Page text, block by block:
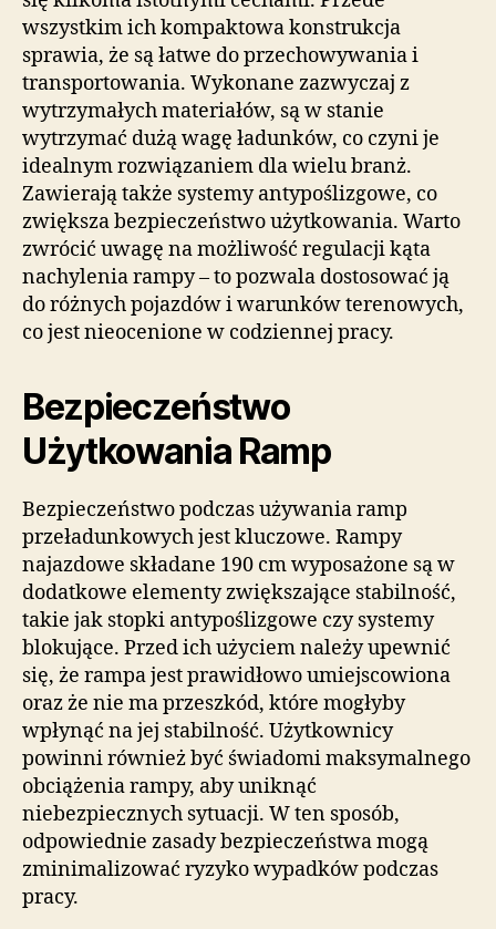
wszystkim ich kompaktowa konstrukcja
sprawia, że są łatwe do przechowywania i
transportowania. Wykonane zazwyczaj z
wytrzymałych materiałów, są w stanie
wytrzymać dużą wagę ładunków, co czyni je
idealnym rozwiązaniem dla wielu branż.
Zawierają także systemy antypoślizgowe, co
zwiększa bezpieczeństwo użytkowania. Warto
zwrócić uwagę na możliwość regulacji kąta
nachylenia rampy – to pozwala dostosować ją
do różnych pojazdów i warunków terenowych,
co jest nieocenione w codziennej pracy.
Bezpieczeństwo
Użytkowania Ramp
Bezpieczeństwo podczas używania ramp
przeładunkowych jest kluczowe. Rampy
najazdowe składane 190 cm wyposażone są w
dodatkowe elementy zwiększające stabilność,
takie jak stopki antypoślizgowe czy systemy
blokujące. Przed ich użyciem należy upewnić
się, że rampa jest prawidłowo umiejscowiona
oraz że nie ma przeszkód, które mogłyby
wpłynąć na jej stabilność. Użytkownicy
powinni również być świadomi maksymalnego
obciążenia rampy, aby uniknąć
niebezpiecznych sytuacji. W ten sposób,
odpowiednie zasady bezpieczeństwa mogą
zminimalizować ryzyko wypadków podczas
pracy.